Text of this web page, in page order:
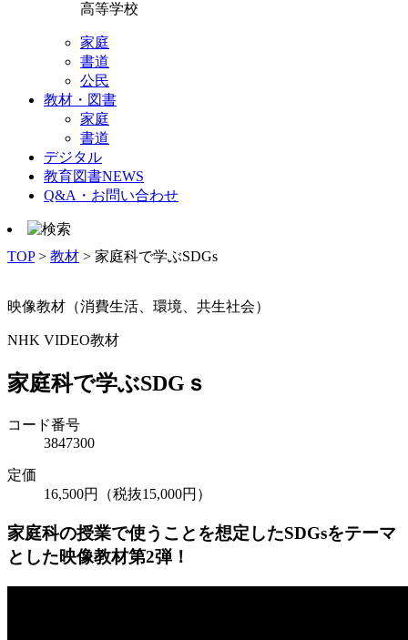
高等学校
家庭
書道
公民
教材・図書
家庭
書道
デジタル
教育図書NEWS
Q&A・お問い合わせ
TOP> 教材 > 家庭科で学ぶSDGs
映像教材（消費生活、環境、共生社会）
NHK VIDEO教材
家庭科で学ぶSDGｓ
コード番号
3847300
定価
16,500円（税抜15,000円）
家庭科の授業で使うことを想定したSDGsをテーマ
とした映像教材第2弾！